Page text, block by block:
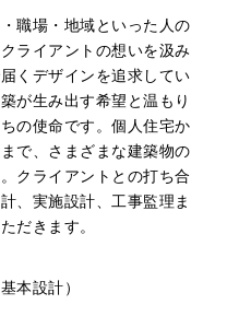
職場・地域といった人の
ライアントの想いを汲み
くデザインを追求してい
が生み出す希望と温もり
の使命です。個人住宅か
で、さまざまな建築物の
クライアントとの打ち合
、実施設計、工事監理ま
だきます。
本設計）